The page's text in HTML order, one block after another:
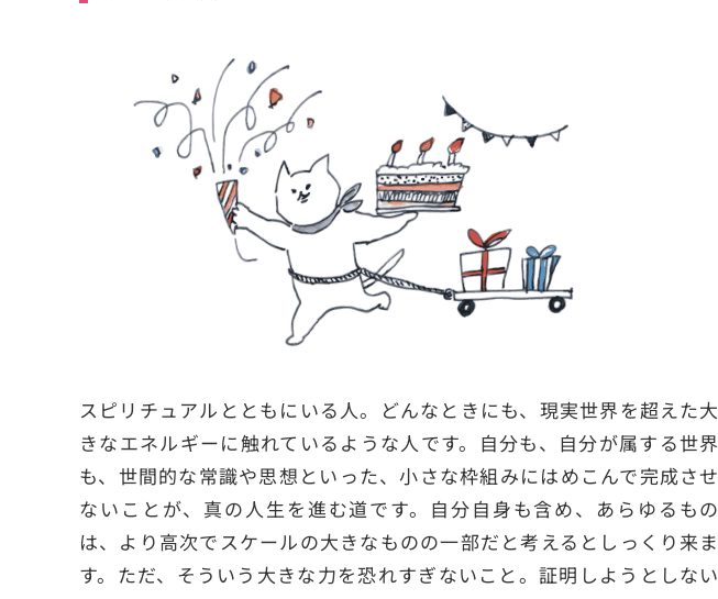
スピリチュアルとともにいる人。どんなときにも、現実世界を超えた大
きなエネルギーに触れているような人です。自分も、自分が属する世界
も、世間的な常識や思想といった、小さな枠組みにはめこんで完成させ
ないことが、真の人生を進む道です。自分自身も含め、あらゆるもの
は、より高次でスケールの大きなものの一部だと考えるとしっくり来ま
す。ただ、そういう大きな力を恐れすぎないこと。証明しようとしない